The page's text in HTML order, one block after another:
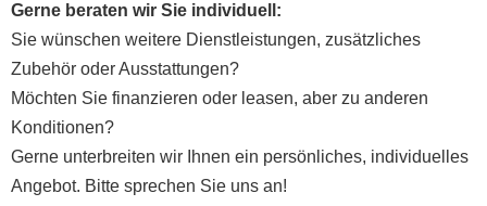
Gerne beraten wir Sie individuell:
Sie wünschen weitere Dienstleistungen, zusätzliches
Zubehör oder Ausstattungen?
Möchten Sie finanzieren oder leasen, aber zu anderen
Konditionen?
Gerne unterbreiten wir Ihnen ein persönliches, individuelles
Angebot. Bitte sprechen Sie uns an!